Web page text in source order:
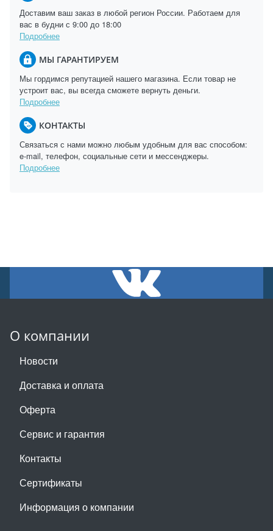
Доставим ваш заказ в любой регион России. Работаем для
вас в будни с 9:00 до 18:00
Подробнее
МЫ ГАРАНТИРУЕМ
Мы гордимся репутацией нашего магазина. Если товар не
устроит вас, вы всегда сможете вернуть деньги.
Подробнее
КОНТАКТЫ
Связаться с нами можно любым удобным для вас способом:
e-mail, телефон, социальные сети и мессенджеры.
Подробнее
О компании
Новости
Доставка и оплата
Оферта
Сервис и гарантия
Контакты
Сертификаты
Информация о компании